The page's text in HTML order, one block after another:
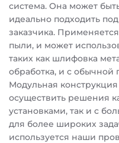
система. Она может
идеально подходить
заказчика.
пыли, и может
таких как шлифовка
обработка, и с
Модульная
осуществить решения
установками, так и с
для более широких
используется наши